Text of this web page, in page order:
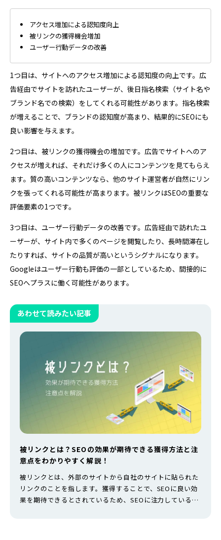
アクセス増加による認知度向上
被リンクの獲得機会増加
ユーザー行動データの改善
1つ目は、サイトへのアクセス増加による認知度の向上です。広
告経由でサイトを訪れたユーザーが、後日指名検索（サイト名や
ブランド名での検索）をしてくれる可能性があります。指名検索
が増えることで、ブランドの認知度が高まり、結果的にSEOにも
良い影響を与えます。
2つ目は、被リンクの獲得機会の増加です。広告でサイトへのア
クセスが増えれば、それだけ多くの人にコンテンツを見てもらえ
ます。質の高いコンテンツなら、他のサイト運営者が自然にリン
クを張ってくれる可能性が高まります。被リンクはSEOの重要な
評価要素の1つです。
3つ目は、ユーザー行動データの改善です。広告経由で訪れたユ
ーザーが、サイト内で多くのページを閲覧したり、長時間滞在し
たりすれば、サイトの品質が高いというシグナルになります。
Googleはユーザー行動も評価の一部としているため、間接的に
SEOへプラスに働く可能性があります。
あわせて読みたい記事
被リンクとは？SEOの効果が期待できる獲得方法と注
意点をわかりやすく解説！
被リンクとは、外部のサイトから自社のサイトに貼られた
リンクのことを指します。獲得することで、SEOに良い効
果を期待できるとされているため、SEOに注力しているの